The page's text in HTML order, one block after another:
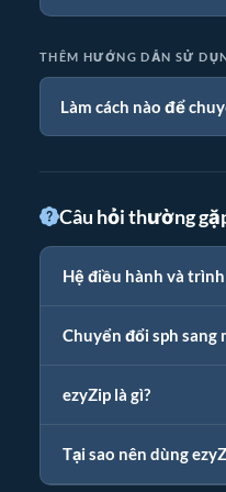
THÊM HƯỚNG DẪN SỬ
Làm cách nào để
Câu hỏi thường
Hệ điều hành và
Chuyển đổi sph sang
ezyZip là gì?
Tại sao nên dùng